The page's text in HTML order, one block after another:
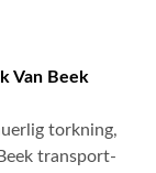
Van Beek
torkning,
transport-